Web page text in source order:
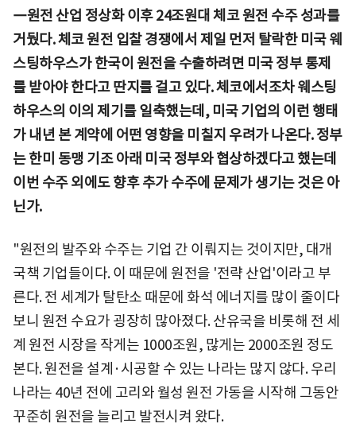
―원전 산업 정상화 이후 24조원대 체코 원전 수주 성과를
거뒀다. 체코 원전 입찰 경쟁에서 제일 먼저 탈락한 미국 웨
스팅하우스가 한국이 원전을 수출하려면 미국 정부 통제
를 받아야 한다고 딴지를 걸고 있다. 체코에서조차 웨스팅
하우스의 이의 제기를 일축했는데, 미국 기업의 이런 행태
가 내년 본 계약에 어떤 영향을 미칠지 우려가 나온다. 정부
는 한미 동맹 기조 아래 미국 정부와 협상하겠다고 했는데
이번 수주 외에도 향후 추가 수주에 문제가 생기는 것은 아
닌가.
"원전의 발주와 수주는 기업 간 이뤄지는 것이지만, 대개
국책 기업들이다. 이 때문에 원전을 '전략 산업'이라고 부
른다. 전 세계가 탈탄소 때문에 화석 에너지를 많이 줄이다
보니 원전 수요가 굉장히 많아졌다. 산유국을 비롯해 전 세
계 원전 시장을 작게는 1000조원, 많게는 2000조원 정도
본다. 원전을 설계·시공할 수 있는 나라는 많지 않다. 우리
나라는 40년 전에 고리와 월성 원전 가동을 시작해 그동안
꾸준히 원전을 늘리고 발전시켜 왔다.